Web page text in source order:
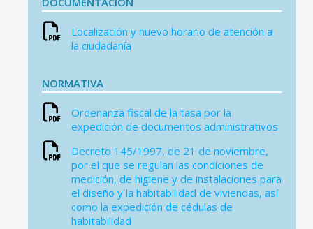
Localización y nuevo horario de atención a
la ciudadanía
NORMATIVA
Ordenanza fiscal de la tasa por la
expedición de documentos administrativos
Decreto 145/1997, de 21 de noviembre,
por el que se regulan las condiciones de
medición, de higiene y de instalaciones para
el diseño y la habitabilidad de viviendas, así
como la expedición de cédulas de
habitabilidad